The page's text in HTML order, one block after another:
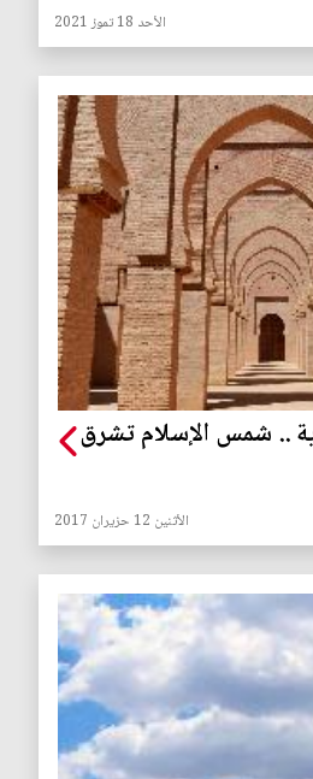
الأحد 18 تموز 2021
.. شمس الإسلام تشرق
الأثنين 12 حزيران 2017